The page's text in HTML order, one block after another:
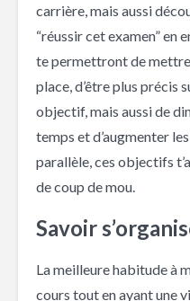
carrière, mais aussi
“réussir cet examen” en
te permettront de mettre
place, d’être plus précis
objectif, mais aussi de
temps et d’augmenter
parallèle, ces objectifs
de coup de mou.
Savoir
La meilleure habitude à
cours tout en ayant une